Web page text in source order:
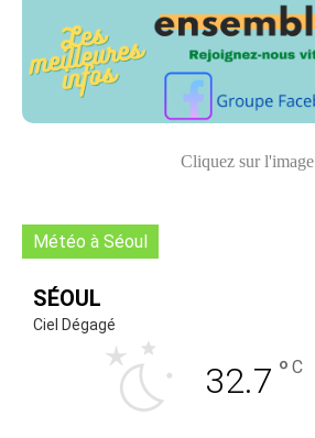
Cliquez sur l'image
Météo à Séoul
SÉOUL
Ciel Dégagé
32.7 ° C